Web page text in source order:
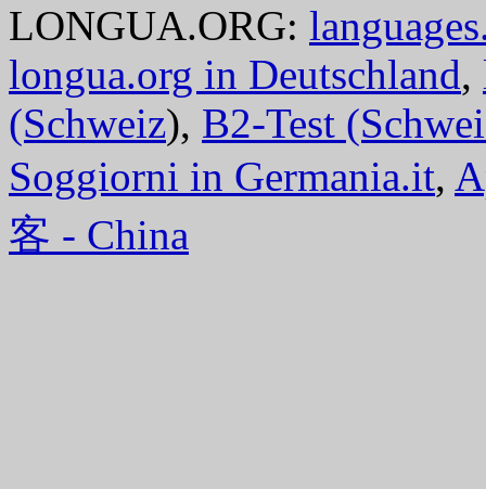
LONGUA.ORG:
longua.org in Deutschland,
(Schweiz), B2-Test
Soggiorni in Germania.it,
客 - China